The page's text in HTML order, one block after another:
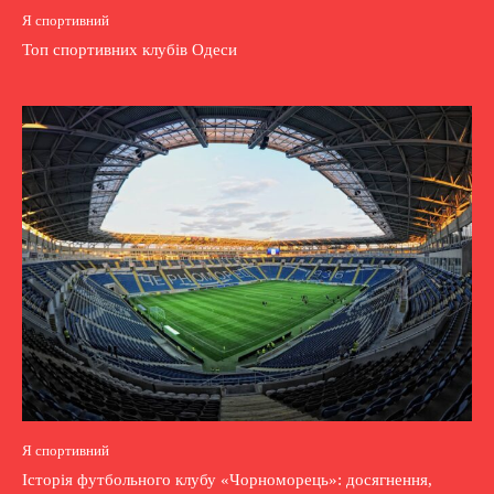
Я спортивний
Топ спортивних клубів Одеси
Я спортивний
Історія футбольного клубу «Чорноморець»: досягнення,